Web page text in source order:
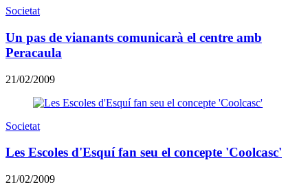
Societat
Un pas de vianants comunicarà el centre amb
Peracaula
21/02/2009
Societat
Les Escoles d'Esquí fan seu el concepte 'Coolcasc'
21/02/2009